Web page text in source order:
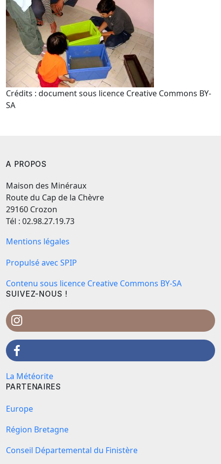
Crédits : document sous licence Creative Commons BY-
SA
A PROPOS
Maison des Minéraux
Route du Cap de la Chèvre
29160 Crozon
Tél : 02.98.27.19.73
Mentions légales
Propulsé avec SPIP
Contenu sous licence Creative Commons BY-SA
SUIVEZ-NOUS !
La Météorite
PARTENAIRES
Europe
Région Bretagne
Conseil Départemental du Finistère